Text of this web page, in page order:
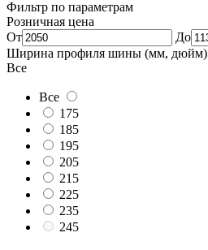
Фильтр по параметрам
Розничная цена
От
До
Ширина профиля шины (мм, дюйм)
Все
Все
175
185
195
205
215
225
235
245